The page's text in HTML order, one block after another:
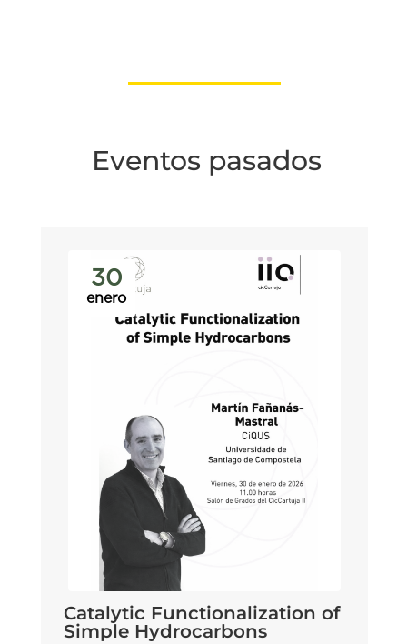
Eventos pasados
30
enero
Catalytic Functionalization of
Simple Hydrocarbons